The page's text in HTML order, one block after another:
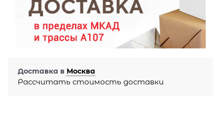
Доставка в Москва
Рассчитать стоимость доставки